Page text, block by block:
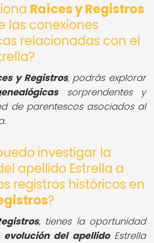
Raíces y Registros
las conexiones
relacionadas con el
y Registros, podrás explorar
sorprendentes y
de parentescos asociados al
investigar la
apellido Estrella a
registros históricos en
?
, tienes la oportunidad
evolución del apellidoEstrella